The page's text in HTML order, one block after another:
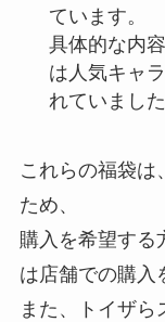
ています。
具体的な内
は人気キャ
れていました
これらの福袋は
ため、
購入を希望する
は店舗での購入
また、トイザら